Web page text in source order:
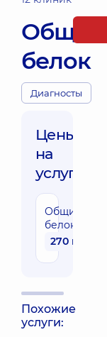
Общий
белок
Диагносты
Цены
на
услуги:
Общий
белок
270 грн
Похожие
услуги: